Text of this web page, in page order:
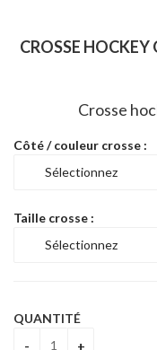
CROSSE HOCKEY
Crosse
Côté / couleur crosse :
Taille crosse :
QUANTITÉ